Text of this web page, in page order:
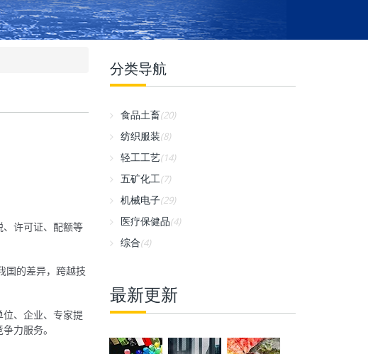
许可证、配额等
国的差异，跨越技
、企业、专家提
力服务。
分类导航
食品土畜(20)
纺织服装(8)
轻工工艺(14)
五矿化工(7)
机械电子(29)
医疗保健品(4)
综合(4)
最新更新